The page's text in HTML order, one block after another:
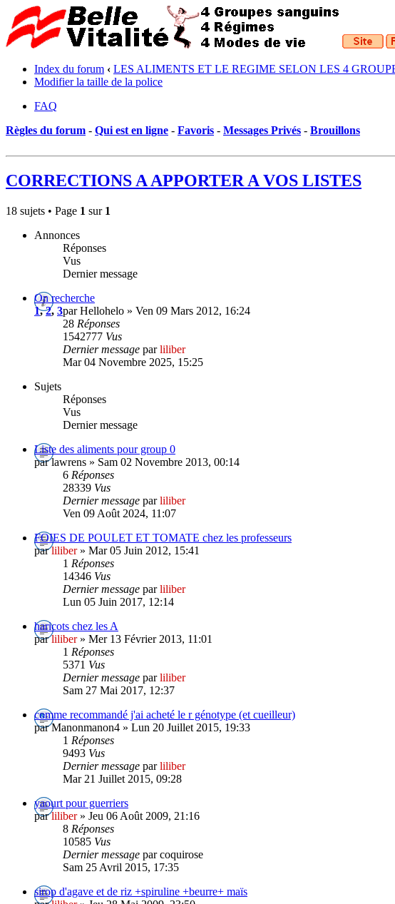
Index du forum ‹ LES ALIMENTS ET LE REGIME SELON LES 4
Modifier la taille de la police
FAQ
Règles du forum - Qui est en ligne - Favoris - Messages Privés - Brouillons
CORRECTIONS A APPORTER A VOS LISTES
18 sujets • Page 1 sur 1
Annonces
Réponses
Vus
Dernier message
On recherche
1,2, 3par Hellohelo » Ven 09 Mars 2012, 16:24
28 Réponses
1542777 Vus
Dernier message parliliber
Mar 04 Novembre 2025, 15:25
Sujets
Réponses
Vus
Dernier message
Liste des aliments pour group 0
par lawrens » Sam 02 Novembre 2013, 00:14
6 Réponses
28339 Vus
Dernier message parliliber
Ven 09 Août 2024, 11:07
FOIES DE POULET ET TOMATE chez les professeurs
parliliber» Mar 05 Juin 2012, 15:41
1 Réponses
14346 Vus
Dernier message parliliber
Lun 05 Juin 2017, 12:14
haricots chez les A
parliliber» Mer 13 Février 2013, 11:01
1 Réponses
5371 Vus
Dernier message parliliber
Sam 27 Mai 2017, 12:37
comme recommandé j'ai acheté le r génotype (et cueilleur)
par Manonmanon4 » Lun 20 Juillet 2015, 19:33
1 Réponses
9493 Vus
Dernier message parliliber
Mar 21 Juillet 2015, 09:28
yaourt pour guerriers
parliliber» Jeu 06 Août 2009, 21:16
8 Réponses
10585 Vus
Dernier message par coquirose
Sam 25 Avril 2015, 17:35
sirop d'agave et de riz +spiruline +beurre+ maïs